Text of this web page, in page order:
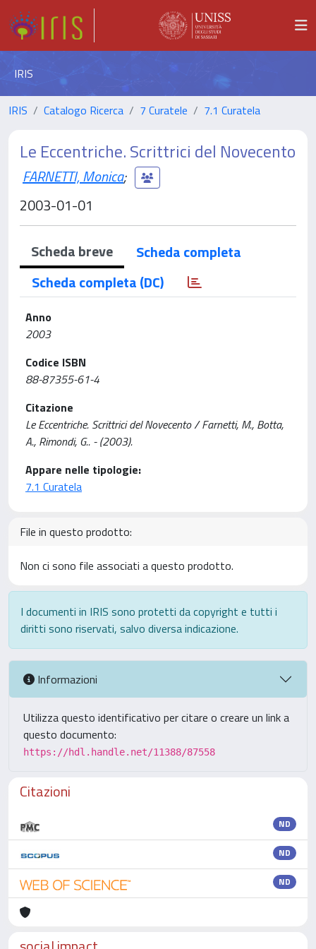
IRIS
IRIS Catalogo Ricerca 7 Curatele 7.1 Curatela
Le Eccentriche. Scrittrici del Novecento
FARNETTI, Monica;
2003-01-01
Scheda breve
Scheda completa
Scheda completa (DC)
Anno
2003
Codice ISBN
88-87355-61-4
Citazione
Le Eccentriche. Scrittrici del Novecento / Farnetti, M., Botta,
A., Rimondi, G.. - (2003).
Appare nelle tipologie:
7.1 Curatela
File in questo prodotto:
Non ci sono file associati a questo prodotto.
I documenti in IRIS sono protetti da copyright e tutti i
diritti sono riservati, salvo diversa indicazione.
Informazioni
Utilizza questo identificativo per citare o creare un link a
questo documento:
https://hdl.handle.net/11388/87558
Citazioni
ND
ND
ND